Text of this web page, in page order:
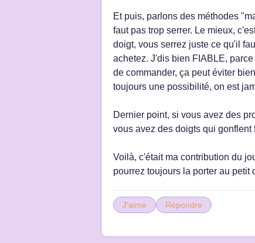
Et puis, parlons des méthodes
faut pas trop serrer. Le mieux,
doigt, vous serrez juste ce qu'il
achetez. J'dis bien FIABLE,
de commander, ça peut éviter
toujours une possibilité, on est
Dernier point, si vous avez des
vous avez des doigts qui
Voilà, c'était ma contribution du
pourrez toujours la porter au petit
J'aime Répondre